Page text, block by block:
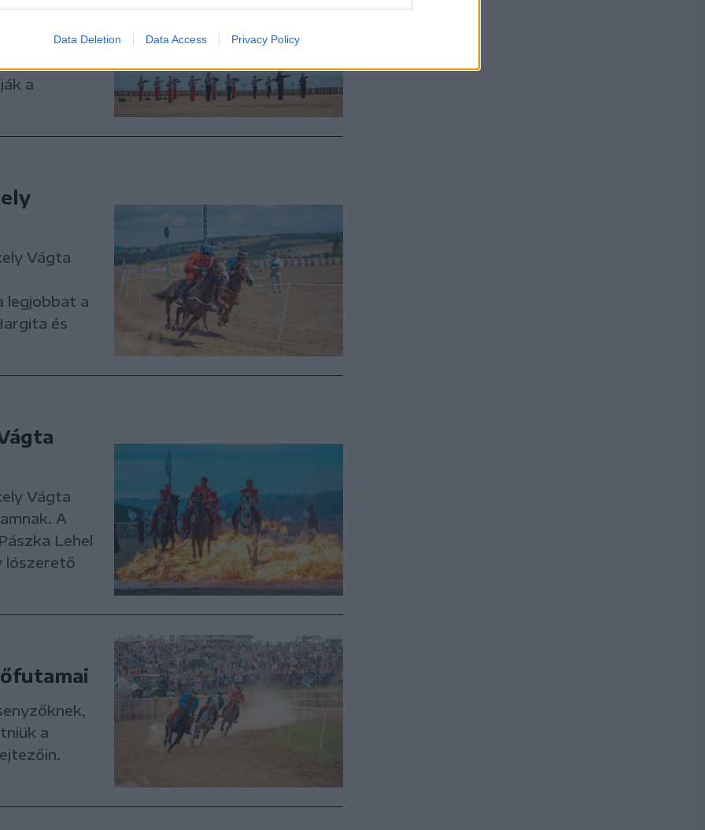
Data Deletion Data Access Privacy Policy
a
és
a
Vágta
legjobbat a
és
Vágta
A
Lehel
lószerető
a